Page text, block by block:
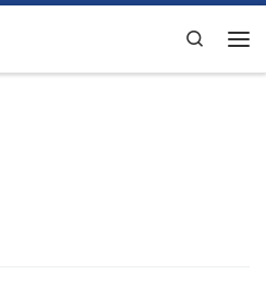
Search